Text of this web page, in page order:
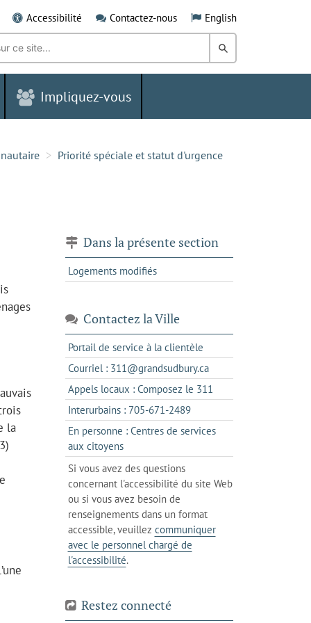
Accessibilité Contactez-nous English
Rechercher
dans
Grand
Impliquez-vous
Priorité spéciale et statut d'urgence
la
Dans la présente section
Logements modifiés
Contactez la Ville
Portail de service à la clientèles'ouvre
dans
un
nouvel
Courriel : 311@grandsudbury.cas'ouvre
dans
votre
de
Appels locaux : Composez le 311
dans
un
client
téléphone
Interurbains : 705-671-2489s'ouvre
dans
client
votre
En personne : Centres de services
aux citoyenss'ouvre
dans
l'onglet
actuel
Si vous avez des questions
concernant l'accessibilité du site Web
ou si vous avez besoin de
renseignements dans un format
accessible, veuillez communiquer
avec le personnel chargé de
l'accessibilité.
Restez connecté